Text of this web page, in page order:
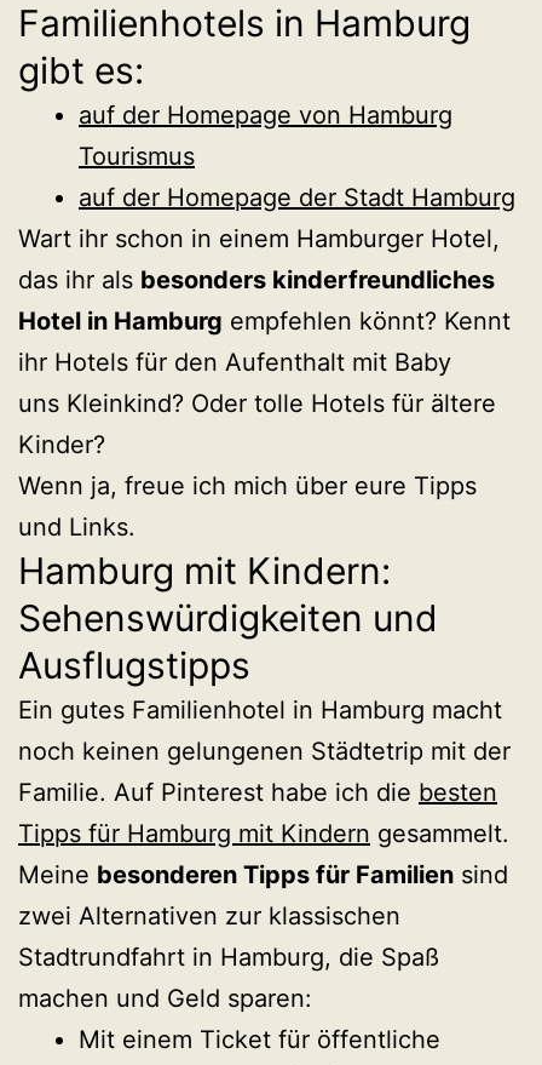
Familienhotels in Hamburg
gibt es:
auf der Homepage von Hamburg
Tourismus
auf der Homepage der Stadt Hamburg
Wart ihr schon in einem Hamburger Hotel,
das ihr als besonders kinderfreundliches
Hotel in Hamburg empfehlen könnt? Kennt
ihr Hotels für den Aufenthalt mit Baby
uns Kleinkind? Oder tolle Hotels für ältere
Kinder?
Wenn ja, freue ich mich über eure Tipps
und Links.
Hamburg mit Kindern:
Sehenswürdigkeiten und
Ausflugstipps
Ein gutes Familienhotel in Hamburg macht
noch keinen gelungenen Städtetrip mit der
Familie. Auf Pinterest habe ich die besten
Tipps für Hamburg mit Kindern gesammelt.
Meine besonderen Tipps für Familien sind
zwei Alternativen zur klassischen
Stadtrundfahrt in Hamburg, die Spaß
machen und Geld sparen:
Mit einem Ticket für öffentliche